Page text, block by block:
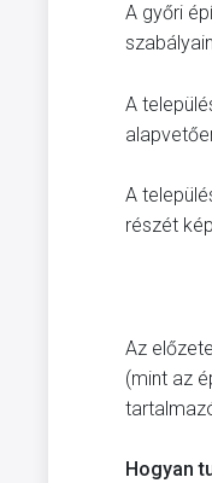
A győri
A
A
részét
Az
(mint az
Hogyan